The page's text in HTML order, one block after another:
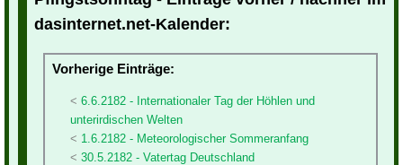
dasinternet.net-Kalender:
Vorherige Einträge:
6.6.2182 - Internationaler Tag der Höhlen und
unterirdischen Welten
1.6.2182 - Meteorologischer Sommeranfang
30.5.2182 - Vatertag Deutschland